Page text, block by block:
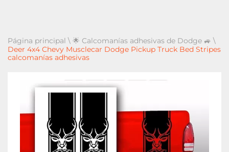
Página principal \ 🌟 Calcomanías adhesivas de Dodge 🚙 \
Deer 4x4 Chevy Musclecar Dodge Pickup Truck Bed Stripes
calcomanías adhesivas